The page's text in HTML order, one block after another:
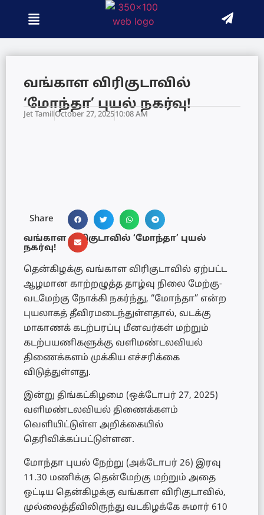
வங்காள விரிகுடாவில்
‘மோந்தா’ புயல் நகர்வு!
Jet TamilOctober 27, 202510:08 AM
Share
வங்காள விரிகுடாவில் ‘மோந்தா’ புயல்
நகர்வு!
தென்கிழக்கு வங்காள விரிகுடாவில் ஏற்பட்ட
ஆழமான காற்றழுத்த தாழ்வு நிலை மேற்கு-
வடமேற்கு நோக்கி நகர்ந்து, “மோந்தா” என்ற
புயலாகத் தீவிரமடைந்துள்ளதால், வடக்கு
மாகாணக் கடற்பரப்பு மீனவர்கள் மற்றும்
கடற்பயணிகளுக்கு வளிமண்டலவியல்
திணைக்களம் முக்கிய எச்சரிக்கை
விடுத்துள்ளது.
இன்று திங்கட்கிழமை (ஒக்டோபர் 27, 2025)
வளிமண்டலவியல் திணைக்களம்
வெளியிட்டுள்ள அறிக்கையில்
தெரிவிக்கப்பட்டுள்ளன.
மோந்தா புயல் நேற்று (அக்டோபர் 26) இரவு
11.30 மணிக்கு தென்மேற்கு மற்றும் அதை
ஒட்டிய தென்கிழக்கு வங்காள விரிகுடாவில்,
முல்லைத்தீவிலிருந்து வடகிழக்கே சுமார் 610